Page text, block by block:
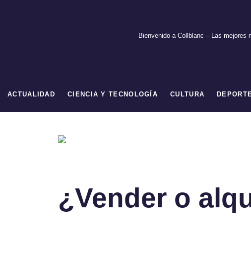
Bienvenido a Collblanc – Las mejores
ACTUALIDAD CIENCIA Y TECNOLOGÍA CULTURA
¿Vender o